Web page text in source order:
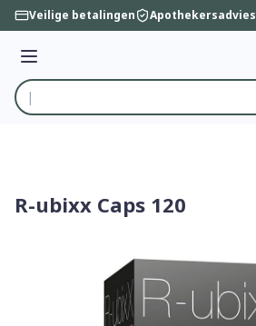
Ga naar de inhoud
Veilige betalingen Apothekersadvies
Menu
Product, merk, categorie...
R-ubixx Caps 120